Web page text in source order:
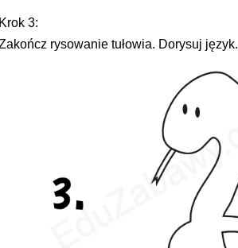
3:
rysowanie tułowia. Dorysuj język.